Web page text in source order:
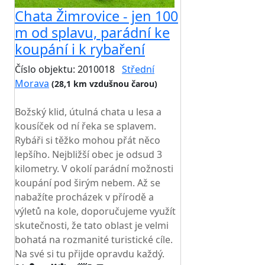
Chata Žimrovice - jen 100
m od splavu, parádní ke
koupání i k rybaření
Číslo objektu: 2010018 Střední
Morava (28,1 km vzdušnou čarou)
Božský klid, útulná chata u lesa a
kousíček od ní řeka se splavem.
Rybáři si těžko mohou přát něco
lepšího. Nejbližší obec je odsud 3
kilometry. V okolí parádní možnosti
koupání pod širým nebem. Až se
nabažíte procházek v přírodě a
výletů na kole, doporučujeme využít
skutečnosti, že tato oblast je velmi
bohatá na rozmanité turistické cíle.
Na své si tu přijde opravdu každý.